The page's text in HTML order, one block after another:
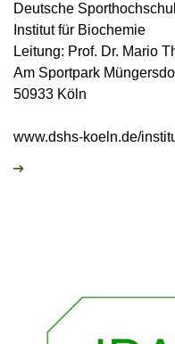
Deutsche
Institut für Biochemie
Leitung: Prof. Dr. Mario
Am Sportpark
50933 Köln
www.dshs-koeln.de/